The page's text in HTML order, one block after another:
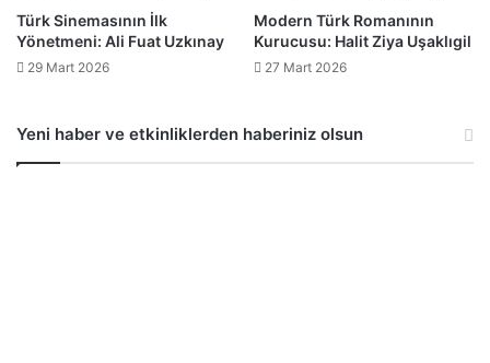
Türk Sinemasının İlk
Yönetmeni: Ali Fuat Uzkınay
29 Mart 2026
Modern Türk Romanının
Kurucusu: Halit Ziya Uşaklıgil
27 Mart 2026
Yeni haber ve etkinliklerden haberiniz olsun